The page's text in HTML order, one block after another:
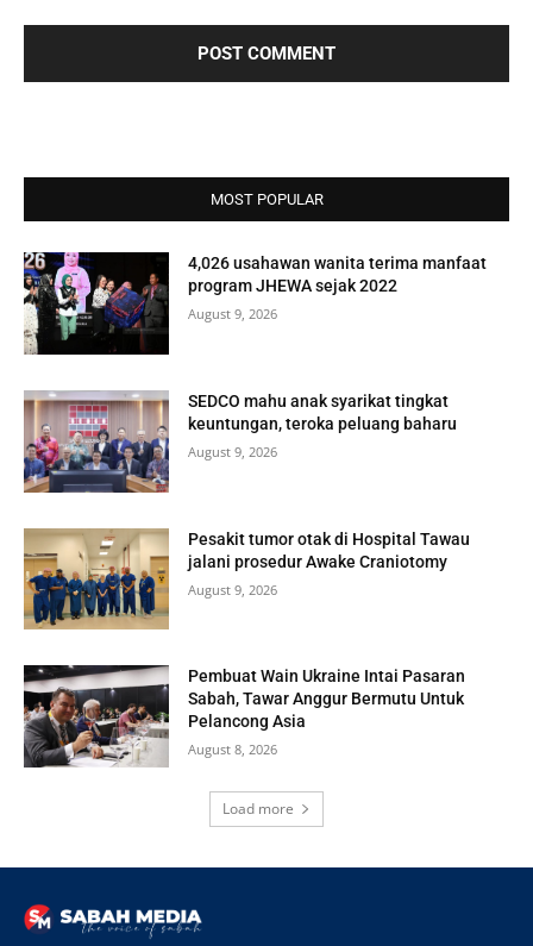
MOST POPULAR
4,026 usahawan wanita terima manfaat
program JHEWA sejak 2022
August 9, 2026
SEDCO mahu anak syarikat tingkat
keuntungan, teroka peluang baharu
August 9, 2026
Pesakit tumor otak di Hospital Tawau
jalani prosedur Awake Craniotomy
August 9, 2026
Pembuat Wain Ukraine Intai Pasaran
Sabah, Tawar Anggur Bermutu Untuk
Pelancong Asia
August 8, 2026
Load more